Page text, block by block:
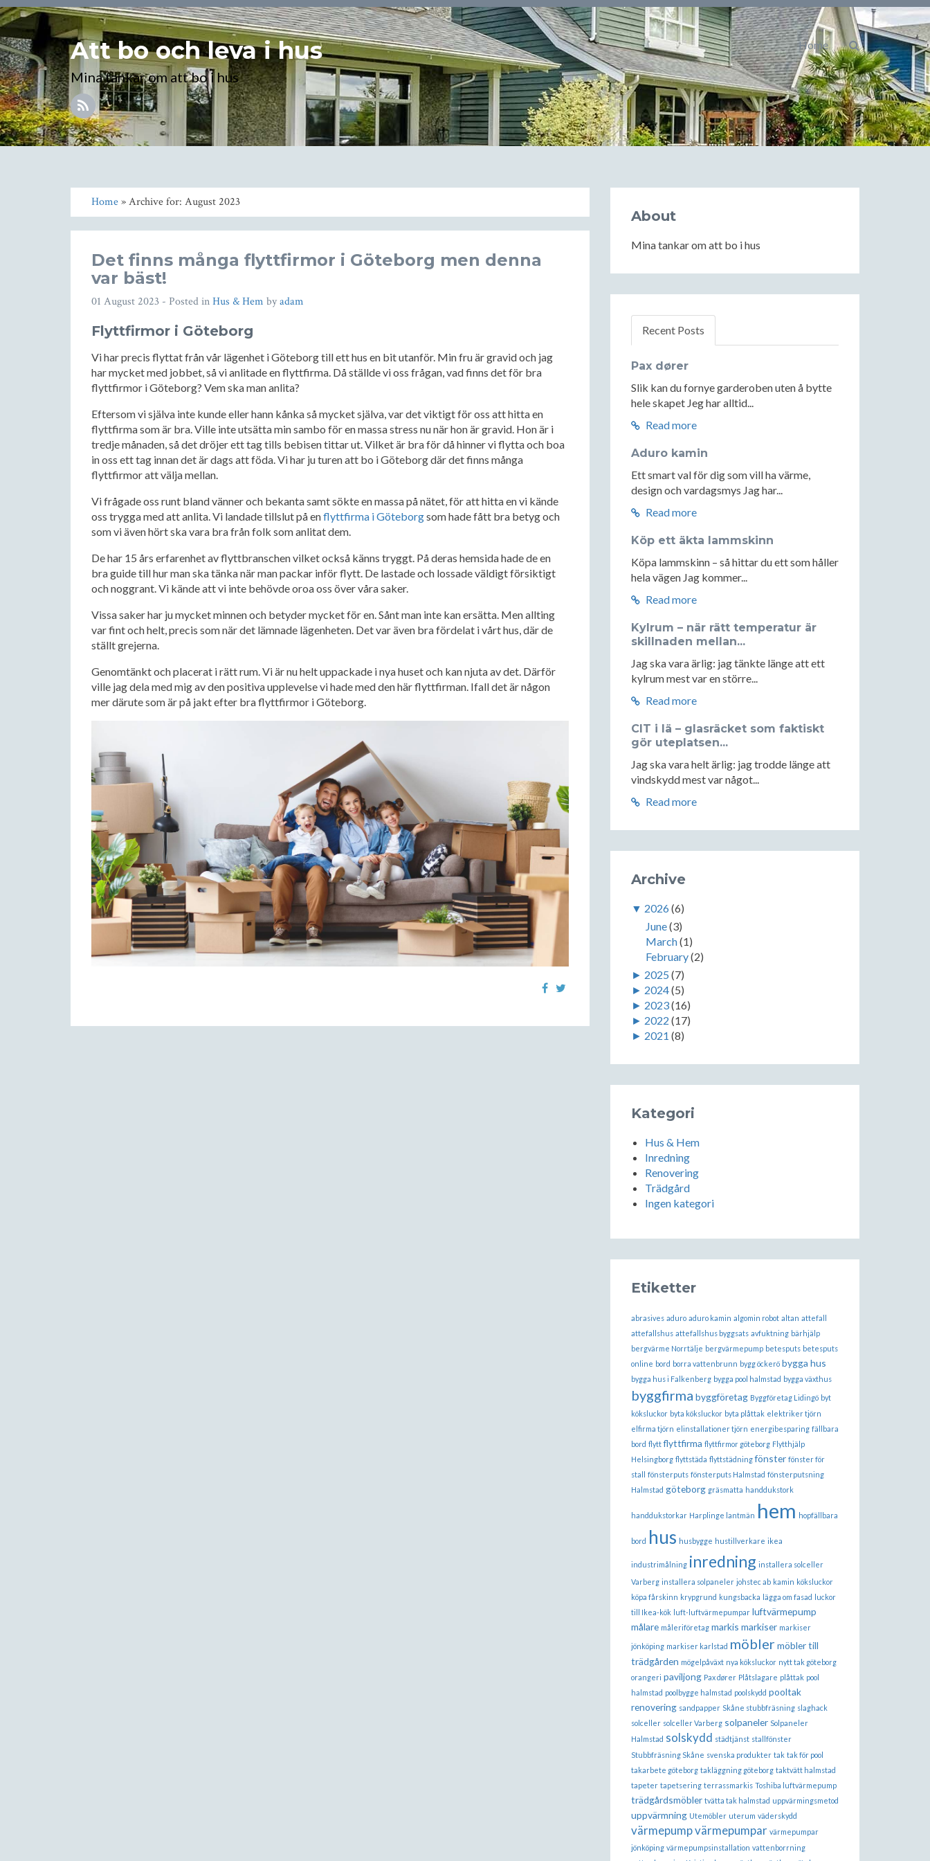
Att bo och leva i hus
Mina tankar om att bo i hus
Home
Home» Archive for: August 2023
Det finns många flyttfirmor i Göteborg men denna
var bäst!
01 August 2023 - Posted inHus & Hem byadam
Flyttfirmor i Göteborg
Vi har precis flyttat från vår lägenhet i Göteborg till ett hus en bit utanför. Min fru är gravid och jag
har mycket med jobbet, så vi anlitade en flyttfirma. Då ställde vi oss frågan, vad finns det för bra
flyttfirmor i Göteborg? Vem ska man anlita?
Eftersom vi själva inte kunde eller hann kånka så mycket själva, var det viktigt för oss att hitta en
flyttfirma som är bra. Ville inte utsätta min sambo för en massa stress nu när hon är gravid. Hon är i
tredje månaden, så det dröjer ett tag tills bebisen tittar ut. Vilket är bra för då hinner vi flytta och boa
in oss ett tag innan det är dags att föda. Vi har ju turen att bo i Göteborg där det finns många
flyttfirmor att välja mellan.
Vi frågade oss runt bland vänner och bekanta samt sökte en massa på nätet, för att hitta en vi kände
oss trygga med att anlita. Vi landade tillslut på enflyttfirma i Göteborgsom hade fått bra betyg och
som vi även hört ska vara bra från folk som anlitat dem.
De har 15 års erfarenhet av flyttbranschen vilket också känns tryggt. På deras hemsida hade de en
bra guide till hur man ska tänka när man packar inför flytt. De lastade och lossade väldigt försiktigt
och noggrant. Vi kände att vi inte behövde oroa oss över våra saker.
Vissa saker har ju mycket minnen och betyder mycket för en. Sånt man inte kan ersätta. Men allting
var fint och helt, precis som när det lämnade lägenheten. Det var även bra fördelat i vårt hus, där de
ställt grejerna.
Genomtänkt och placerat i rätt rum. Vi är nu helt uppackade i nya huset och kan njuta av det. Därför
ville jag dela med mig av den positiva upplevelse vi hade med den här flyttfirman. Ifall det är någon
mer därute som är på jakt efter bra flyttfirmor i Göteborg.
About
Mina tankar om att bo i hus
Recent Posts
Pax dører
Slik kan du fornye garderoben uten å bytte
hele skapet Jeg har alltid...
Read more
Aduro kamin
Ett smart val för dig som vill ha värme,
design och vardagsmys Jag har...
Read more
Köp ett äkta lammskinn
Köpa lammskinn – så hittar du ett som håller
hela vägen Jag kommer...
Read more
Kylrum – när rätt temperatur är
skillnaden mellan...
Jag ska vara ärlig: jag tänkte länge att ett
kylrum mest var en större...
Read more
CIT i lä – glasräcket som faktiskt
gör uteplatsen...
Jag ska vara helt ärlig: jag trodde länge att
vindskydd mest var något...
Read more
Archive
▼ 2026(6)
June(3)
March(1)
February(2)
► 2025 (7)
► 2024(5)
► 2023(16)
► 2022 (17)
► 2021 (8)
Kategori
Hus & Hem
Inredning
Renovering
Trädgård
Ingen kategori
Etiketter
abrasives aduro aduro kamin algomin robot altan attefall
attefallshus attefallshus byggsats avfuktning bärhjälp
bergvärme Norrtälje bergvärmepump betesputs betesputs
online bord borra vattenbrunn bygg öckerö bygga hus
bygga hus i Falkenberg bygga pool halmstad bygga växthus
byggfirma byggföretag Byggföretag Lidingö byt
köksluckor byta köksluckor byta plåttak elektriker tjörn
elfirma tjörn elinstallationer tjörn energibesparing fällbara
bord flytt flyttfirma flyttfirmor göteborg Flytthjälp
Helsingborg flyttstäda flyttstädning fönster fönster för
stall fönsterputs fönsterputs Halmstad fönsterputsning
Halmstad göteborg gräsmatta handdukstork
handdukstorkar Harplinge lantmän hem hopfällbara
bord hus husbygge hustillverkare ikea
industrimålning inredning installera solceller
Varberg installera solpaneler johstec ab kamin köksluckor
köpa fårskinn krypgrund kungsbacka lägga om fasad luckor
till Ikea-kök luft-luftvärmepumpar luftvärmepump
målare måleriföretag markis markiser markiser
jönköping markiser karlstad möblermöbler till
trädgården mögelpåväxt nya köksluckor nytt tak göteborg
orangeri paviljong Pax dører Plåtslagare plåttak pool
halmstad poolbygge halmstad poolskydd pooltak
renovering sandpapper Skåne stubbfräsning slaghack
solceller solceller Varberg solpaneler Solpaneler
Halmstad solskydd städtjänst stallfönster
Stubbfräsning Skåne svenska produkter tak tak för pool
takarbete göteborg takläggning göteborg taktvätt halmstad
tapeter tapetsering terrassmarkis Toshiba luftvärmepump
trädgårdsmöbler tvätta tak halmstad uppvärmingsmetod
uppvärmning Utemöbler uterum väderskydd
värmepumpvärmepumpar värmepumpar
jönköping värmepumpsinstallation vattenborrning